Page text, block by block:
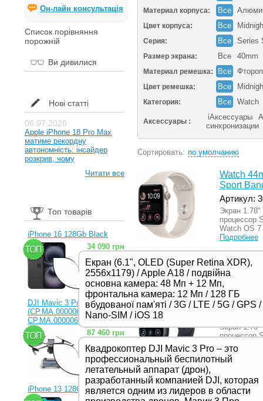
Он-лайн консультація
Список порівняння
порожній
Ви дивилися
Нові статті
06.07.2026
Apple iPhone 18 Pro Max
матиме рекордну
автономність: інсайдер
розкрив, чому
Читати все
Топ товарів
iPhone 16 128Gb Black
Екран (6.1", OLED (Super Retina XDR),
2556x1179) / Apple A18 / подвійна
основна камера: 48 Мп + 12 Мп,
фронтальна камера: 12 Мп / 128 ГБ
вбудованої пам'яті / 3G / LTE / 5G / GPS /
Nano-SIM / iOS 18
34 090 грн
DJI Mavic 3 Pro (RC)
(CP.MA.00000654.01,
CP.MA.00000656.01)
Квадрокоптер DJI Mavic 3 Pro – это
профессиональный беспилотный
летательный аппарат (дрон),
разработанный компанией DJI, которая
является одним из лидеров в области
87 460 грн
iPhone 13 128Gb Blue
Материал корпуса: Все
Цвет корпуса: Все
Серия: Все Series
Размер экрана: Все 40mm
Материал ремешка: Все
Цвет ремешка: Все
Категория: Все Watch
Аксессуары : iАксессуары
синхронизации
Сортировать: по умолчанию
Watch
Sport
Артикул:
Экран
процессор
Watch OS
Подробнее
Watch
Sport
Экран
процессор
Подробнее